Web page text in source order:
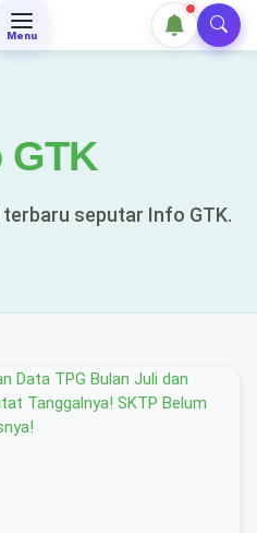
Menu
GTK
seputar Info GTK.